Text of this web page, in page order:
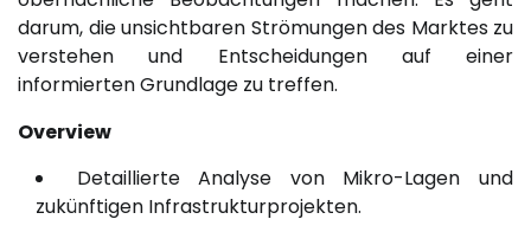
darum, die unsichtbaren Strömungen des Marktes zu
verstehen und Entscheidungen auf einer
informierten Grundlage zu treffen.
Overview
Detaillierte Analyse von Mikro-Lagen und
zukünftigen Infrastrukturprojekten.